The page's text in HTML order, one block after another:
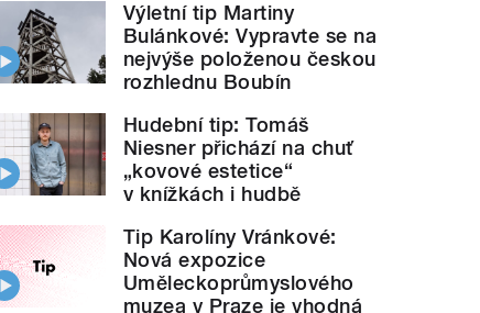
Výletní tip Martiny
Bulánkové: Vypravte se na
nejvýše položenou českou
rozhlednu Boubín
Hudební tip: Tomáš
Niesner přichází na chuť
„kovové estetice“
v knížkách i hudbě
Tip Karolíny Vránkové:
Nová expozice
Uměleckoprůmyslového
muzea v Praze je vhodná